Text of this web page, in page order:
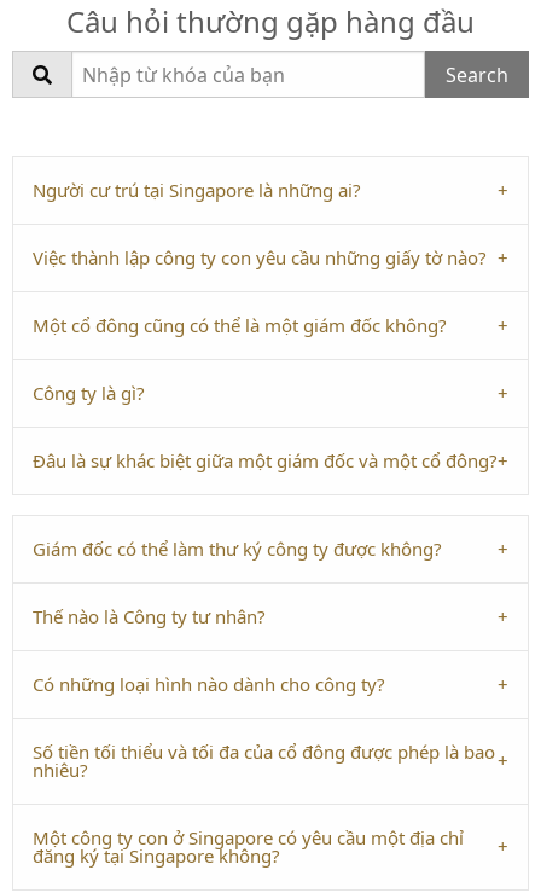
Câu hỏi thường gặp hàng đầu
Người cư trú tại Singapore là những ai?
Việc thành lập công ty con yêu cầu những giấy tờ nào?
Một cổ đông cũng có thể là một giám đốc không?
Công ty là gì?
Đâu là sự khác biệt giữa một giám đốc và một cổ đông?
Giám đốc có thể làm thư ký công ty được không?
Thế nào là Công ty tư nhân?
Có những loại hình nào dành cho công ty?
Số tiền tối thiểu và tối đa của cổ đông được phép là bao
nhiêu?
Một công ty con ở Singapore có yêu cầu một địa chỉ
đăng ký tại Singapore không?